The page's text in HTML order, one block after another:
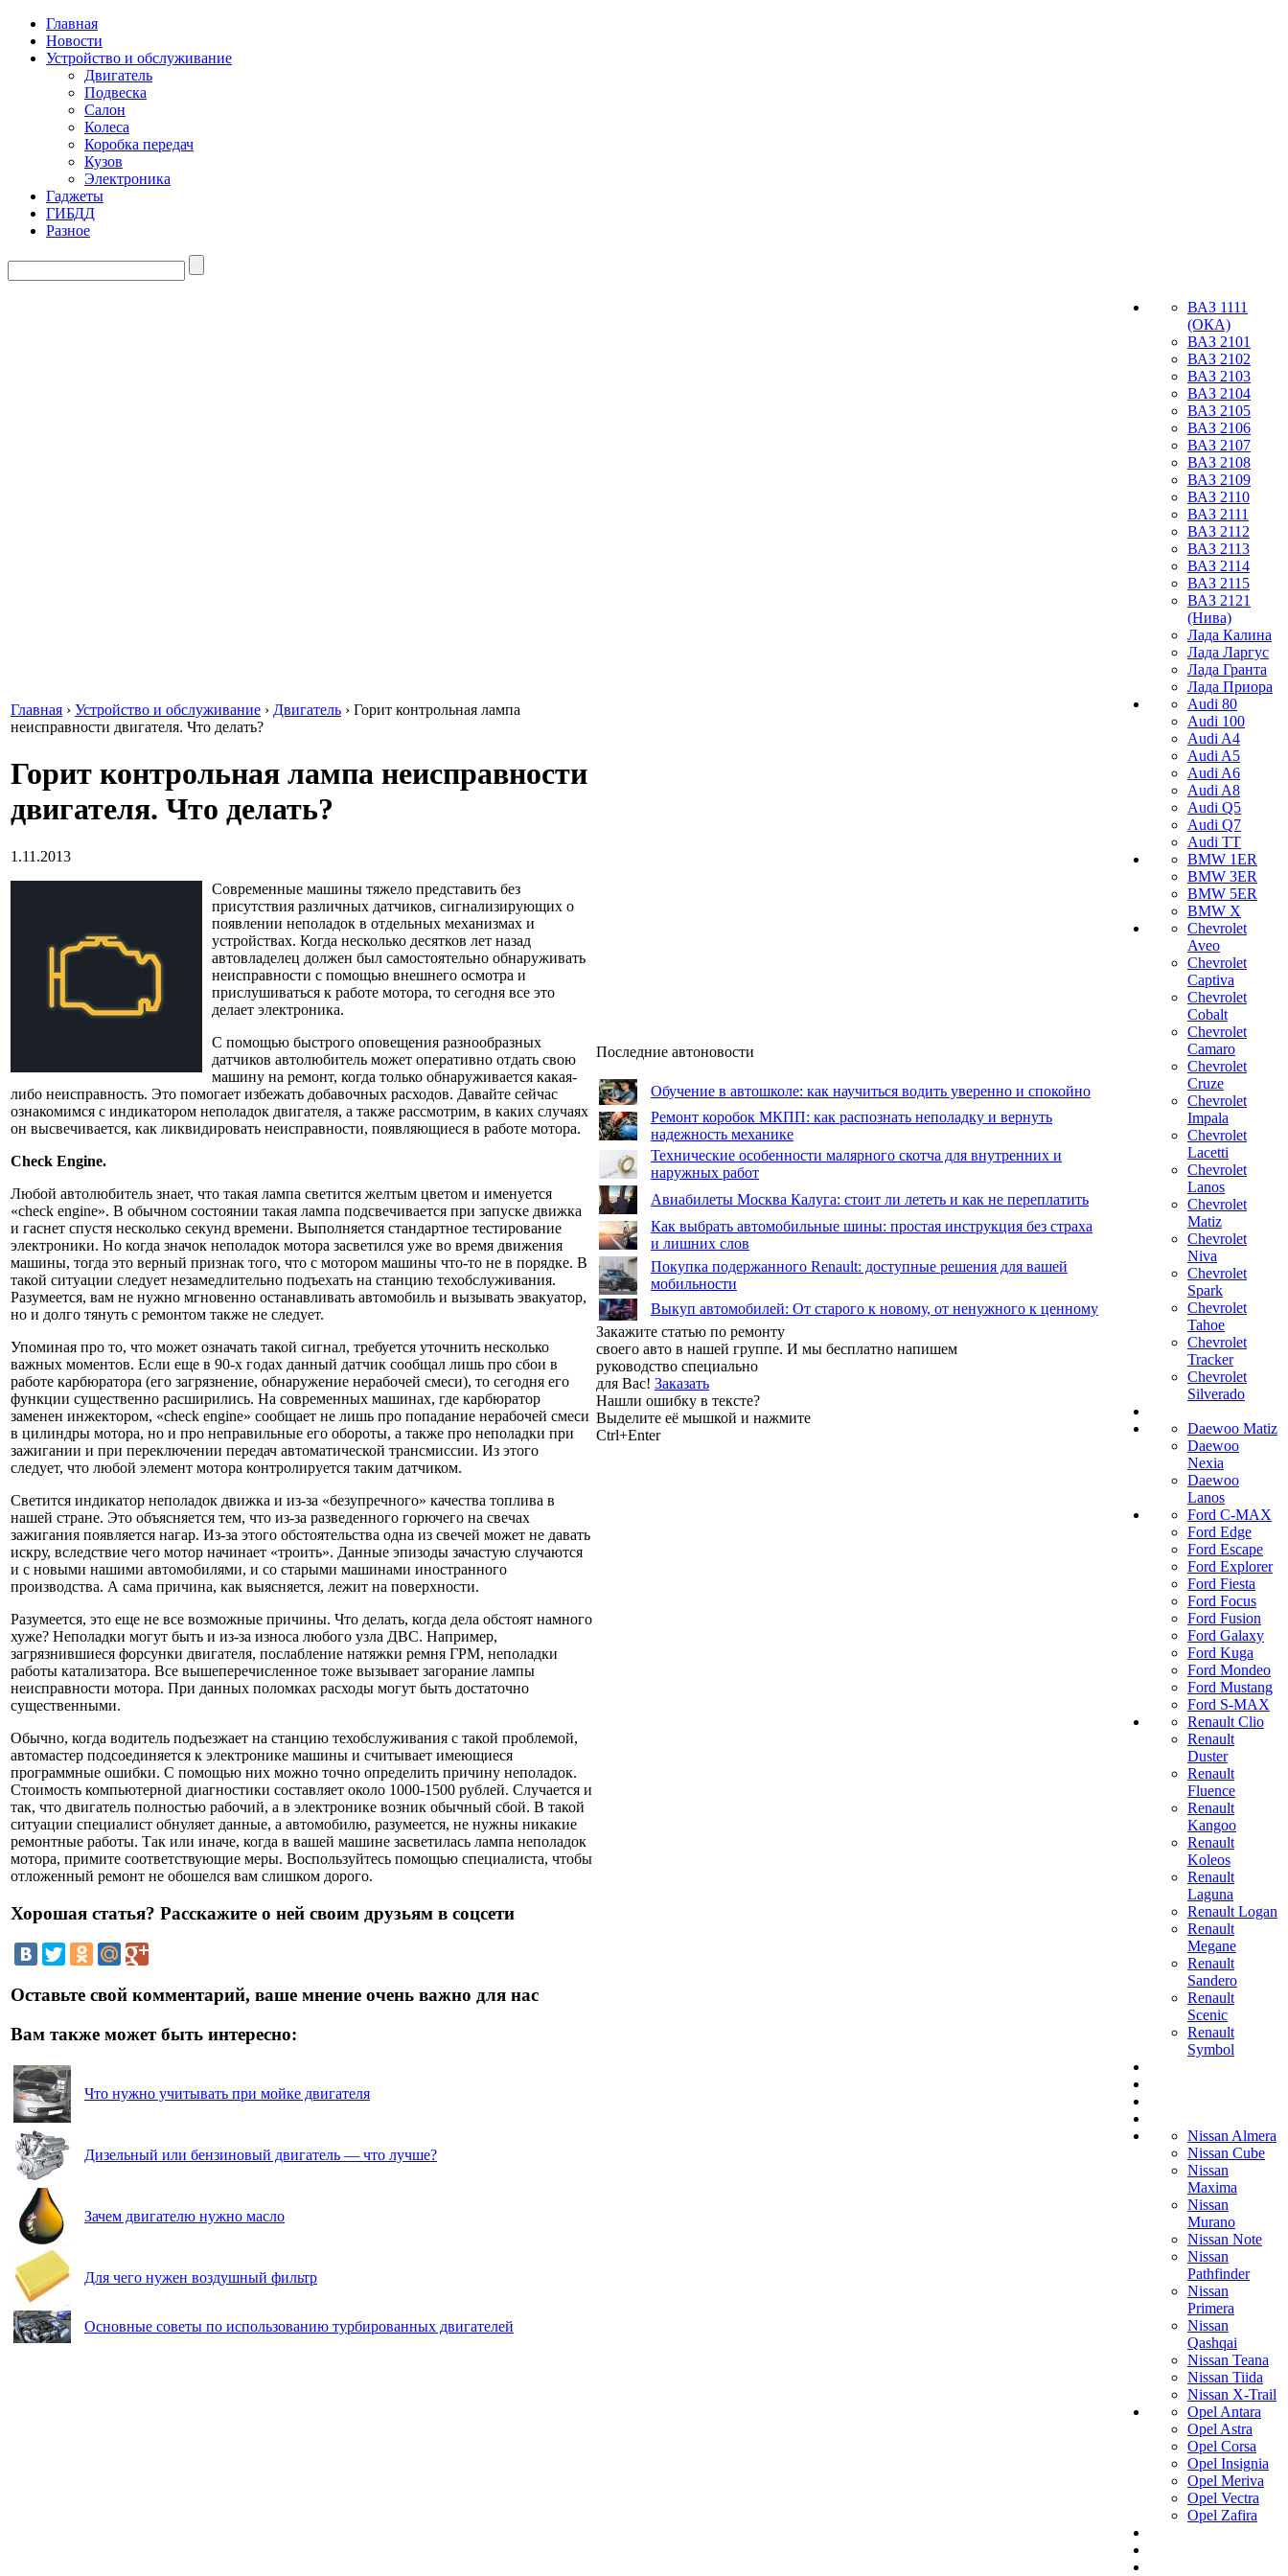
Главная
Новости
Устройство и обслуживание
Двигатель
Подвеска
Салон
Колеса
Коробка передач
Кузов
Электроника
Гаджеты
ГИБДД
Разное
Главная › Устройство и обслуживание › Двигатель › Горит контрольная лампа
неисправности двигателя. Что делать?
Горит контрольная лампа неисправности
двигателя. Что делать?
1.11.2013
Современные машины тяжело представить без
присутствия различных датчиков, сигнализирующих о
появлении неполадок в отдельных механизмах и
устройствах. Когда несколько десятков лет назад
автовладелец должен был самостоятельно обнаруживать
неисправности с помощью внешнего осмотра и
прислушиваться к работе мотора, то сегодня все это
делает электроника.
С помощью быстрого оповещения разнообразных
датчиков автолюбитель может оперативно отдать свою
машину на ремонт, когда только обнаруживается какая-
либо неисправность. Это помогает избежать добавочных расходов. Давайте сейчас
ознакомимся с индикатором неполадок двигателя, а также рассмотрим, в каких случаях
он высвечивается, как ликвидировать неисправности, появляющиеся в работе мотора.
Сheck Engine.
Любой автолюбитель знает, что такая лампа светится желтым цветом и именуется
«check engine». В обычном состоянии такая лампа подсвечивается при запуске движка
и гаснет спустя несколько секунд времени. Выполняется стандартное тестирование
электроники. Но когда значок неполадок мотора засветился уже во время движения
машины, тогда это верный признак того, что с мотором машины что-то не в порядке. В
такой ситуации следует незамедлительно подъехать на станцию техобслуживания.
Разумеется, вам не нужно мгновенно останавливать автомобиль и вызывать эвакуатор,
но и долго тянуть с ремонтом также не следует.
Упоминая про то, что может означать такой сигнал, требуется уточнить несколько
важных моментов. Если еще в 90-х годах данный датчик сообщал лишь про сбои в
работе карбюратора (его загрязнение, обнаружение нерабочей смеси), то сегодня его
функции существенно расширились. На современных машинах, где карбюратор
заменен инжектором, «check engine» сообщает не лишь про попадание нерабочей смеси
в цилиндры мотора, но и про неправильные его обороты, а также про неполадки при
зажигании и при переключении передач автоматической трансмиссии. Из этого
следует, что любой элемент мотора контролируется таким датчиком.
Светится индикатор неполадок движка и из-за «безупречного» качества топлива в
нашей стране. Это объясняется тем, что из-за разведенного горючего на свечах
зажигания появляется нагар. Из-за этого обстоятельства одна из свечей может не давать
искру, вследствие чего мотор начинает «троить». Данные эпизоды зачастую случаются
и с новыми нашими автомобилями, и со старыми машинами иностранного
производства. А сама причина, как выясняется, лежит на поверхности.
Разумеется, это еще не все возможные причины. Что делать, когда дела обстоят намного
хуже? Неполадки могут быть и из-за износа любого узла ДВС. Например,
загрязнившиеся форсунки двигателя, послабление натяжки ремня ГРМ, неполадки
работы катализатора. Все вышеперечисленное тоже вызывает загорание лампы
неисправности мотора. При данных поломках расходы могут быть достаточно
существенными.
Обычно, когда водитель подъезжает на станцию техобслуживания с такой проблемой,
автомастер подсоединяется к электронике машины и считывает имеющиеся
программные ошибки. С помощью них можно точно определить причину неполадок.
Стоимость компьютерной диагностики составляет около 1000-1500 рублей. Случается и
так, что двигатель полностью рабочий, а в электронике возник обычный сбой. В такой
ситуации специалист обнуляет данные, а автомобилю, разумеется, не нужны никакие
ремонтные работы. Так или иначе, когда в вашей машине засветилась лампа неполадок
мотора, примите соответствующие меры. Воспользуйтесь помощью специалиста, чтобы
отложенный ремонт не обошелся вам слишком дорого.
Хорошая статья? Расскажите о ней своим друзьям в соцсети
Оставьте свой комментарий, ваше мнение очень важно для нас
Вам также может быть интересно:
Что нужно учитывать при мойке двигателя
Дизельный или бензиновый двигатель — что лучше?
Зачем двигателю нужно масло
Для чего нужен воздушный фильтр
Основные советы по использованию турбированных двигателей
Последние автоновости
Обучение в автошколе: как научиться водить уверенно и спокойно
Ремонт коробок МКПП: как распознать неполадку и вернуть
надежность механике
Технические особенности малярного скотча для внутренних и
наружных работ
Авиабилеты Москва Калуга: стоит ли лететь и как не переплатить
Как выбрать автомобильные шины: простая инструкция без страха
и лишних слов
Покупка подержанного Renault: доступные решения для вашей
мобильности
Выкуп автомобилей: От старого к новому, от ненужного к ценному
Закажите статью по ремонту
своего авто в нашей группе. И мы бесплатно напишем
руководство специально
для Вас! Заказать
Нашли ошибку в тексте?
Выделите её мышкой и нажмите
Ctrl+Enter
ВАЗ 1111
(ОКА)
ВАЗ 2101
ВАЗ 2102
ВАЗ 2103
ВАЗ 2104
ВАЗ 2105
ВАЗ 2106
ВАЗ 2107
ВАЗ 2108
ВАЗ 2109
ВАЗ 2110
ВАЗ 2111
ВАЗ 2112
ВАЗ 2113
ВАЗ 2114
ВАЗ 2115
ВАЗ 2121
(Нива)
Лада Калина
Лада Ларгус
Лада Гранта
Лада Приора
Audi 80
Audi 100
Audi A4
Audi A5
Audi A6
Audi A8
Audi Q5
Audi Q7
Audi TT
BMW 1ER
BMW 3ER
BMW 5ER
BMW X
Chevrolet
Aveo
Chevrolet
Captiva
Chevrolet
Cobalt
Chevrolet
Camaro
Chevrolet
Cruze
Chevrolet
Impala
Chevrolet
Lacetti
Chevrolet
Lanos
Chevrolet
Matiz
Chevrolet
Niva
Chevrolet
Spark
Chevrolet
Tahoe
Chevrolet
Tracker
Chevrolet
Silverado
Daewoo Matiz
Daewoo
Nexia
Daewoo
Lanos
Ford C-MAX
Ford Edge
Ford Escape
Ford Explorer
Ford Fiesta
Ford Focus
Ford Fusion
Ford Galaxy
Ford Kuga
Ford Mondeo
Ford Mustang
Ford S-MAX
Renault Clio
Renault
Duster
Renault
Fluence
Renault
Kangoo
Renault
Koleos
Renault
Laguna
Renault Logan
Renault
Megane
Renault
Sandero
Renault
Scenic
Renault
Symbol
Nissan Almera
Nissan Cube
Nissan
Maxima
Nissan
Murano
Nissan Note
Nissan
Pathfinder
Nissan
Primera
Nissan
Qashqai
Nissan Teana
Nissan Tiida
Nissan X-Trail
Opel Antara
Opel Astra
Opel Corsa
Opel Insignia
Opel Meriva
Opel Vectra
Opel Zafira